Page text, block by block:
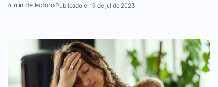
4 min de lectura Publicado el 19 de jul de 2023